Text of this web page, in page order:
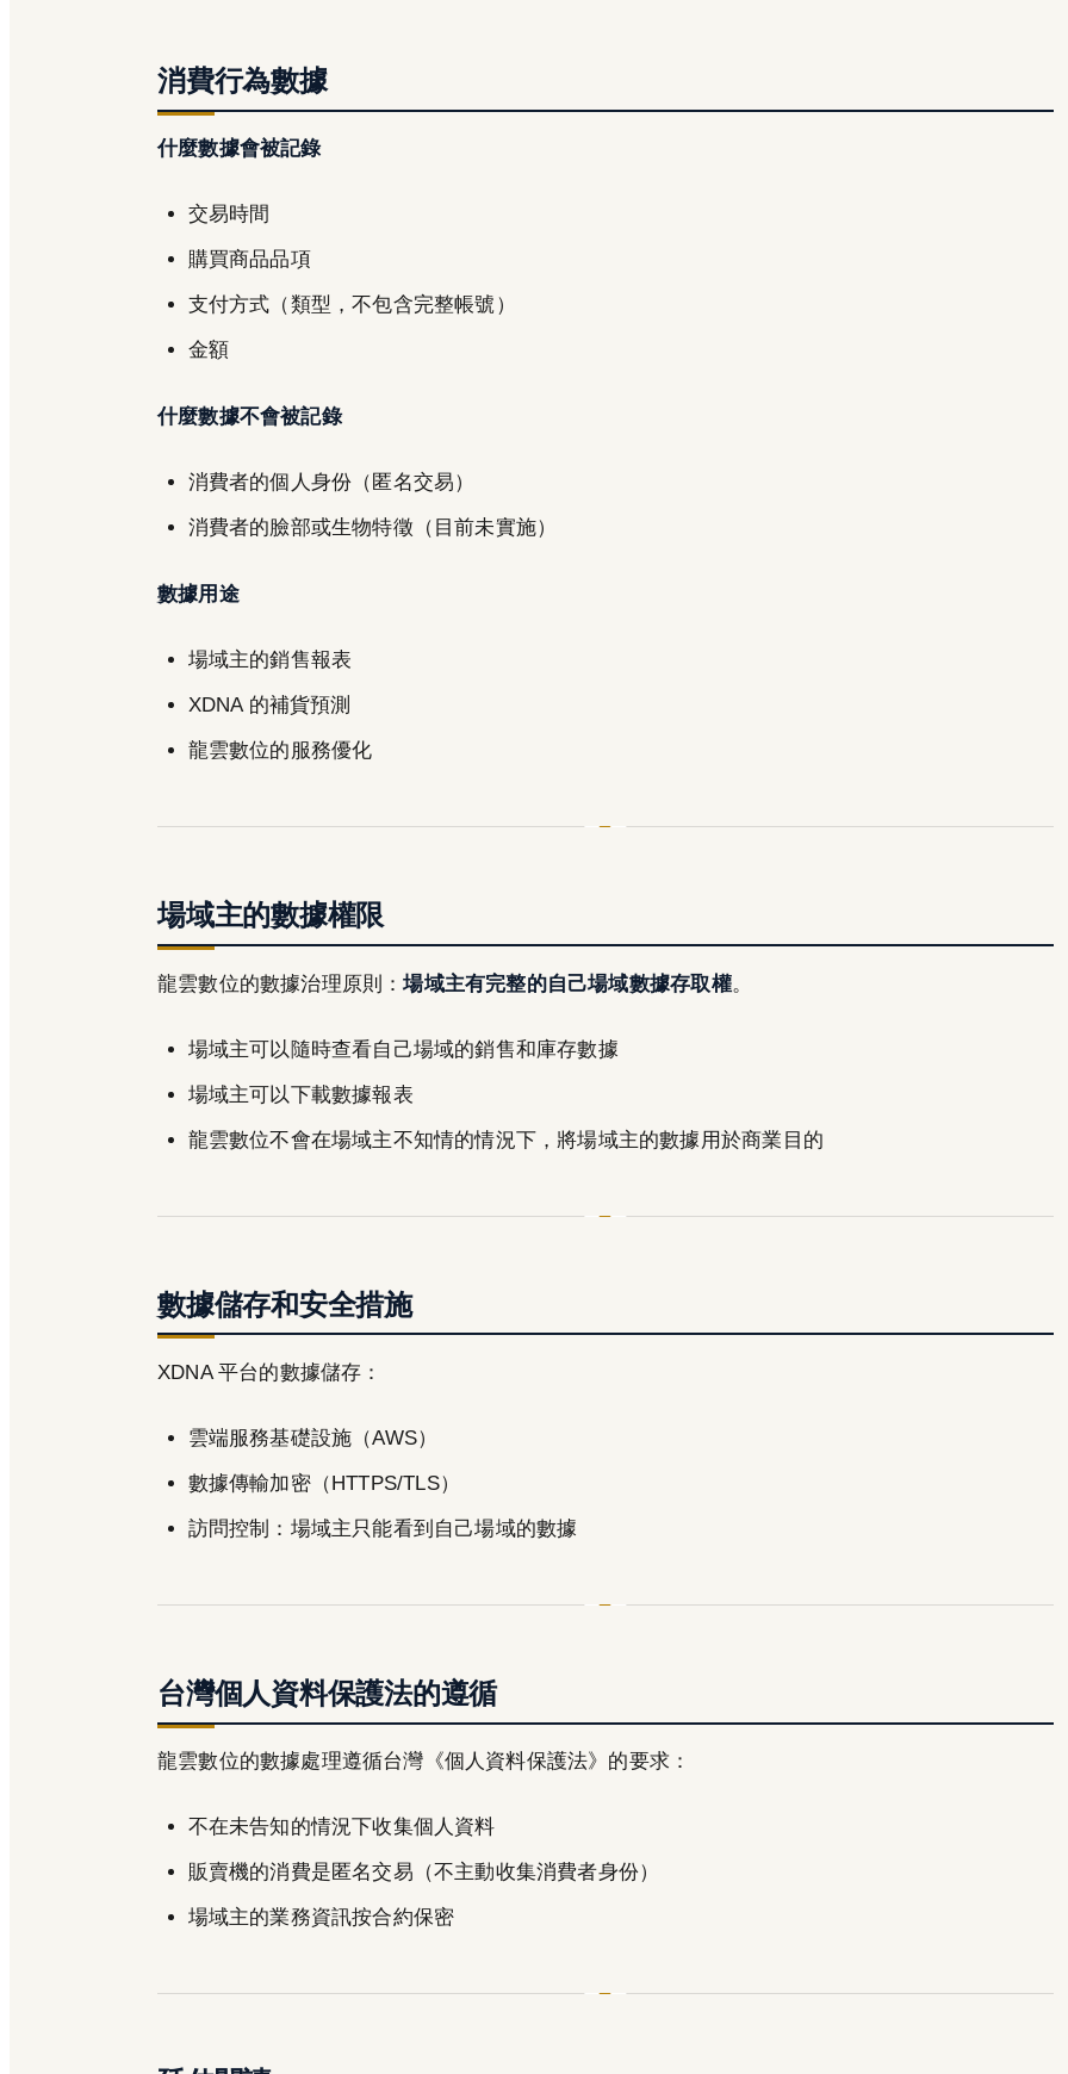
消費行為數據
什麼數據會被記錄
交易時間
購買商品品項
支付方式（類型，不包含完整帳號）
金額
什麼數據不會被記錄
消費者的個人身份（匿名交易）
消費者的臉部或生物特徵（目前未實施）
數據用途
場域主的銷售報表
XDNA 的補貨預測
龍雲數位的服務優化
場域主的數據權限
龍雲數位的數據治理原則：場域主有完整的自己場域數據存取權。
場域主可以隨時查看自己場域的銷售和庫存數據
場域主可以下載數據報表
龍雲數位不會在場域主不知情的情況下，將場域主的數據用於商業目的
數據儲存和安全措施
XDNA 平台的數據儲存：
雲端服務基礎設施（AWS）
數據傳輸加密（HTTPS/TLS）
訪問控制：場域主只能看到自己場域的數據
台灣個人資料保護法的遵循
龍雲數位的數據處理遵循台灣《個人資料保護法》的要求：
不在未告知的情況下收集個人資料
販賣機的消費是匿名交易（不主動收集消費者身份）
場域主的業務資訊按合約保密